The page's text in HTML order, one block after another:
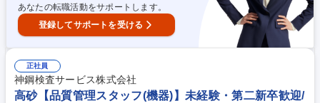
あなたの転職活動をサポートします。
登録してサポートを受ける
正社員
神鋼検査サービス株式会社
高砂【品質管理スタッフ(機器)】未経験・第二新卒歓迎/